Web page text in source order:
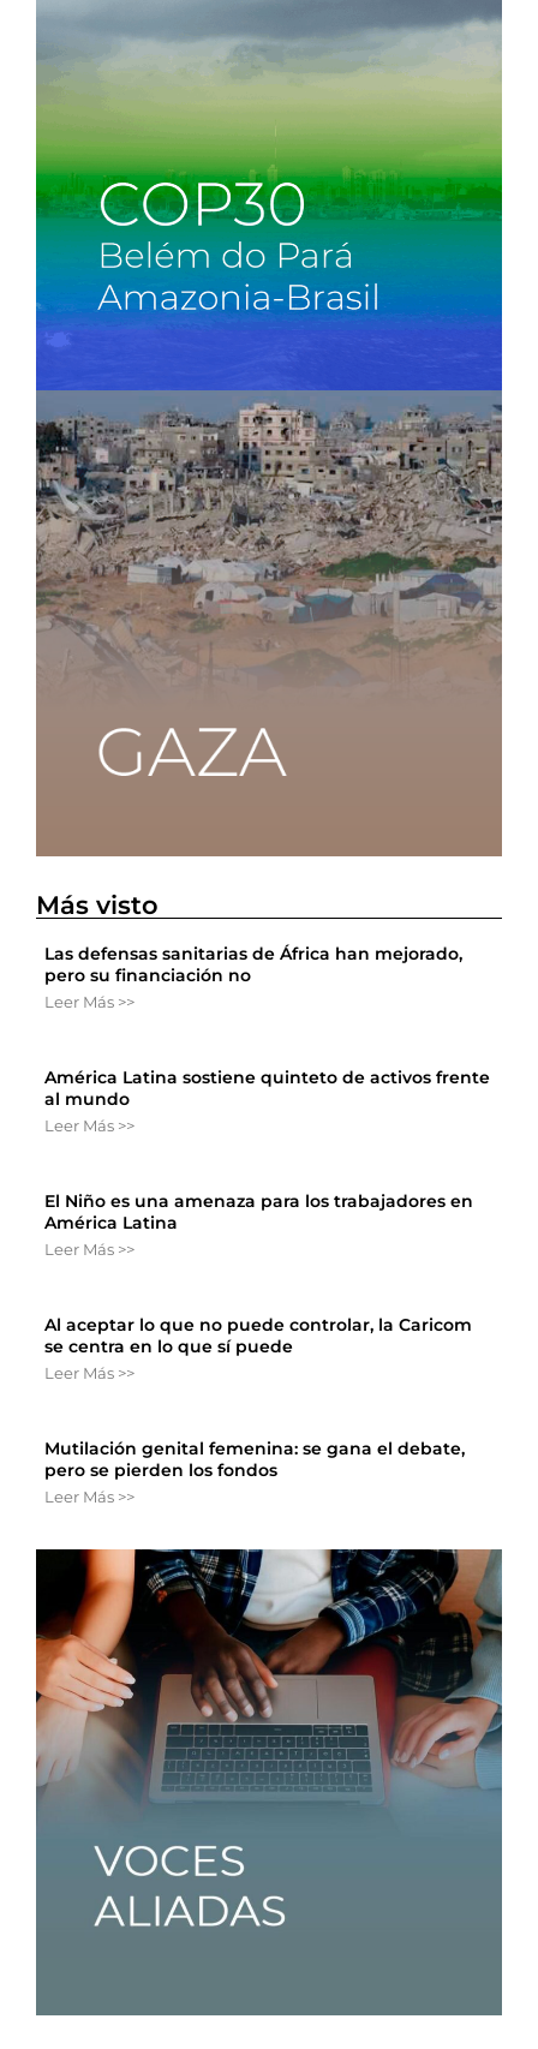
Más visto
Las defensas sanitarias de África han mejorado,
pero su financiación no
Leer Más >>
América Latina sostiene quinteto de activos frente
al mundo
Leer Más >>
El Niño es una amenaza para los trabajadores en
América Latina
Leer Más >>
Al aceptar lo que no puede controlar, la Caricom
se centra en lo que sí puede
Leer Más >>
Mutilación genital femenina: se gana el debate,
pero se pierden los fondos
Leer Más >>